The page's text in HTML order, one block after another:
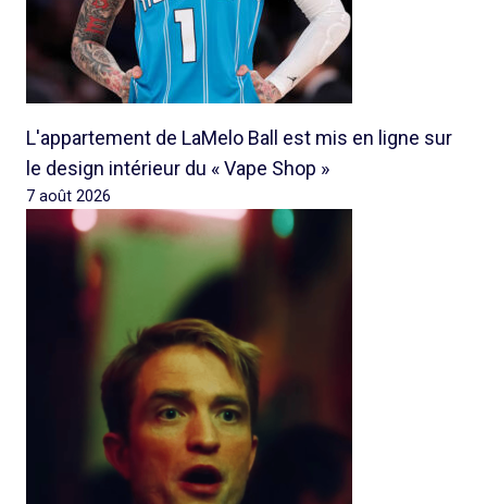
L'appartement de LaMelo Ball est mis en ligne sur
le design intérieur du « Vape Shop »
7 août 2026